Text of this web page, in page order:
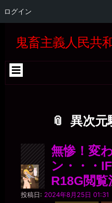
ログイン
鬼畜主義人民共
異次元
無惨！変
ン・・・
R18G閲覧
投稿日: 2024年8月25日 01:31